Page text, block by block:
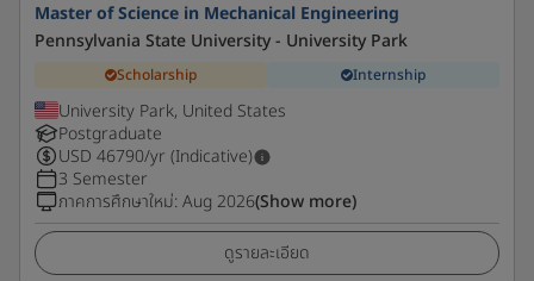
Master of Science in Mechanical Engineering
Pennsylvania State University - University Park
Scholarship Internship
University Park, United States
Postgraduate
USD 46790/yr (Indicative)
3 Semester
ภาคการศึกษาใหม่:Aug 2026(Show more)
ดูรายละเอียด